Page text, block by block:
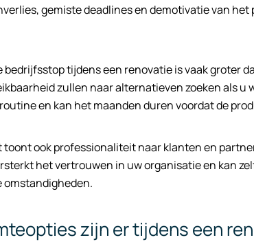
gemiste deadlines en demotivatie van
tijdens een renovatie is vaak groter
zullen naar alternatieven zoeken als
en kan het maanden duren voordat de
ook professionaliteit naar klanten en
het vertrouwen in uw organisatie en kan
omstandigheden.
zijn er tijdens een